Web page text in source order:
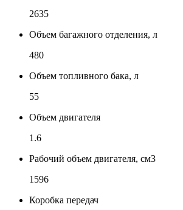
2635
Объем багажного отделения, л
480
Объем топливного бака, л
55
Объем двигателя
1.6
Рабочий объем двигателя, см3
1596
Коробка передач